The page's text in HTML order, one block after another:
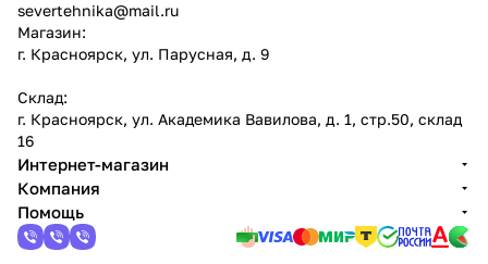
severtehnika@mail.ru
Магазин:
г. Красноярск, ул. Парусная, д. 9
Склад:
г. Красноярск, ул. Академика Вавилова, д. 1, стр.50, склад
16
Интернет-магазин
Компания
Помощь